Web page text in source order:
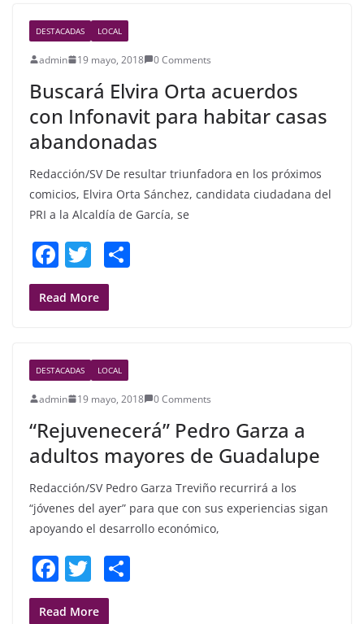
b
o
o
k
DESTACADAS LOCAL
admin 19 mayo, 2018 0 Comments
Buscará Elvira Orta acuerdos
con Infonavit para habitar casas
abandonadas
Redacción/SV De resultar triunfadora en los próximos
comicios, Elvira Orta Sánchez, candidata ciudadana del
PRI a la Alcaldía de García, se
F
a
c
b
o
o
k
T
w
itt
Read More
DESTACADAS LOCAL
admin 19 mayo, 2018 0 Comments
“Rejuvenecerá” Pedro Garza a
adultos mayores de Guadalupe
Redacción/SV Pedro Garza Treviño recurrirá a los
“jóvenes del ayer” para que con sus experiencias sigan
apoyando el desarrollo económico,
F
a
T
w
Read More